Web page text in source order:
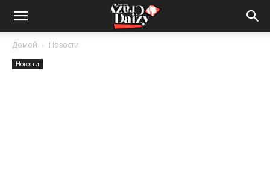
Crazy-
Daizy
Домой Новости
Новости